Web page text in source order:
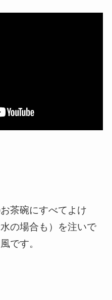
茶碗にすべてよけ
の場合も）を注いで
です。